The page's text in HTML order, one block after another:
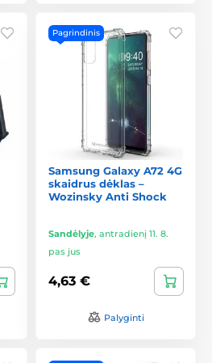
Pagrindinis
Samsung Galaxy A72 4G
skaidrus dėklas –
Wozinsky Anti Shock
Sandėlyje, antradienį 11. 8.
pas jus
4,63 €
Palyginti